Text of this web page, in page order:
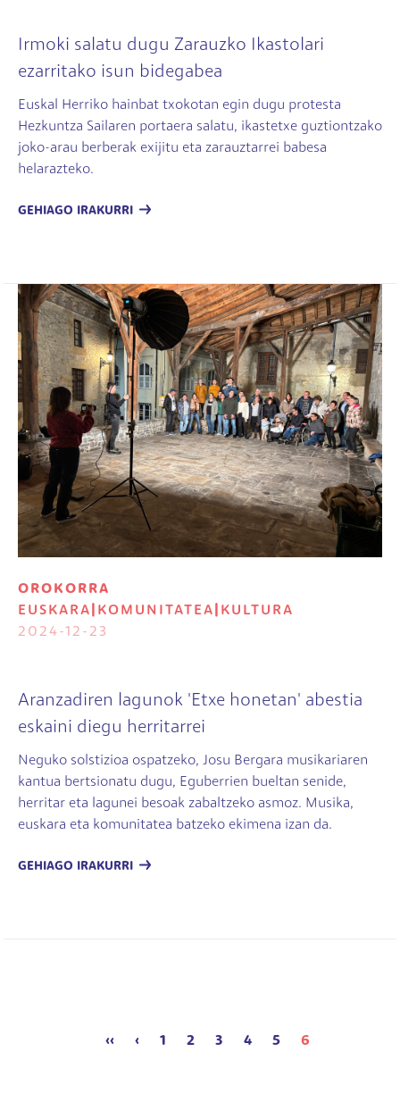
Irmoki salatu dugu Zarauzko Ikastolari
ezarritako isun bidegabea
Euskal Herriko hainbat txokotan egin dugu protesta
Hezkuntza Sailaren portaera salatu, ikastetxe guztiontzako
joko-arau berberak exijitu eta zarauztarrei babesa
helarazteko.
GEHIAGO IRAKURRI
Irudia
OROKORRA
EUSKARA
KOMUNITATEA
KULTURA
2024-12-23
Aranzadiren lagunok 'Etxe honetan' abestia
eskaini diegu herritarrei
Neguko solstizioa ospatzeko, Josu Bergara musikariaren
kantua bertsionatu dugu, Eguberrien bueltan senide,
herritar eta lagunei besoak zabaltzeko asmoz. Musika,
euskara eta komunitatea batzeko ekimena izan da.
GEHIAGO IRAKURRI
‹‹First page
‹Previous page
1 2 3 4 5 6